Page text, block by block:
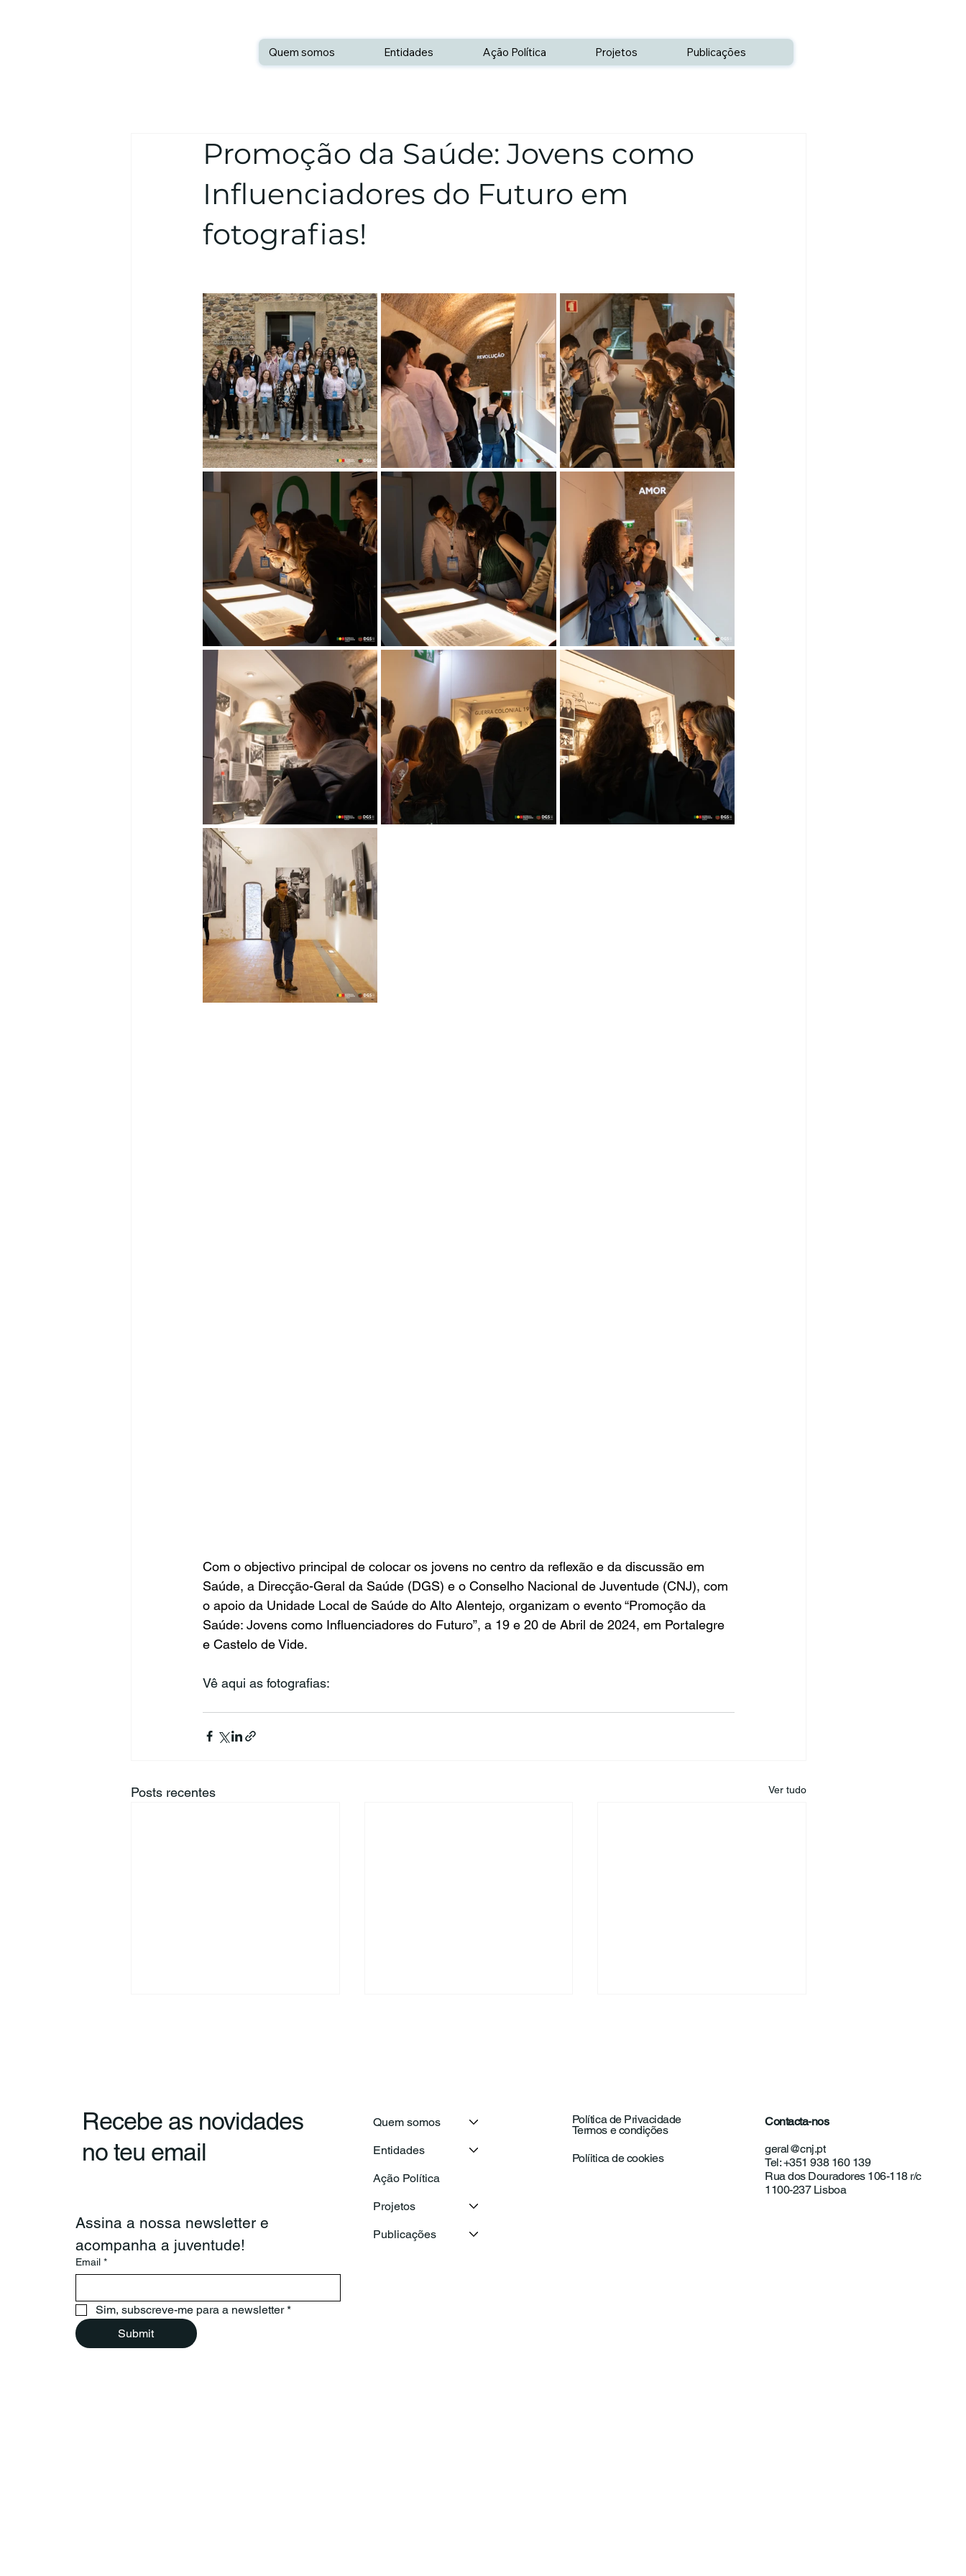
Quem somos Entidades Ação Política Projetos Publicações
Promoção da Saúde: Jovens como
Influenciadores do Futuro em
fotografias!
Com o objectivo principal de colocar os jovens no centro da reflexão e da discussão em
Saúde, a Direcção-Geral da Saúde (DGS) e o Conselho Nacional de Juventude (CNJ), com
o apoio da Unidade Local de Saúde do Alto Alentejo, organizam o evento “Promoção da
Saúde: Jovens como Influenciadores do Futuro”, a 19 e 20 de Abril de 2024, em Portalegre
e Castelo de Vide.
Vê aqui as fotografias:
Posts recentes Ver tudo
Portuguesa de
visita o Conselho Nacional
reforçar a cooperação
entre as juventudes ibero-
americanas
Comunicado | Exames
Nacionais: Educação
como ferramenta de
Recebe as novidades
no teu email
Assina a nossa newsletter e
acompanha a juventude!
Email *
Sim, subscreve-me para a newsletter *
Submit
Quem somos
Entidades
Ação Política
Projetos
Publicações
Política de Privacidade
Termos e condições
Políitica de cookies
Contacta-nos
geral@cnj.pt
Tel: +351 938 160 139
Rua dos Douradores 106-118 r/c
1100-237 Lisboa